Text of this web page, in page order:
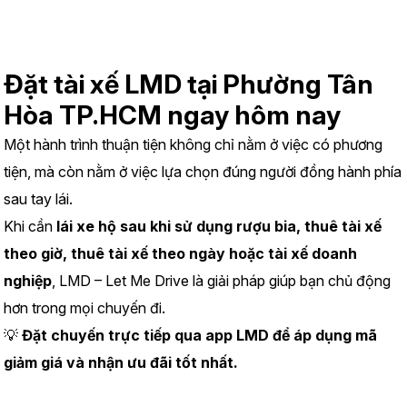
Đặt tài xế LMD tại Phường Tân
Hòa TP.HCM ngay hôm nay
Một hành trình thuận tiện không chỉ nằm ở việc có phương
tiện, mà còn nằm ở việc lựa chọn đúng người đồng hành phía
sau tay lái.
Khi cần lái xe hộ sau khi sử dụng rượu bia, thuê tài xế
theo giờ, thuê tài xế theo ngày hoặc tài xế doanh
nghiệp, LMD – Let Me Drive là giải pháp giúp bạn chủ động
hơn trong mọi chuyến đi.
💡 Đặt chuyến trực tiếp qua app LMD để áp dụng mã
giảm giá và nhận ưu đãi tốt nhất.